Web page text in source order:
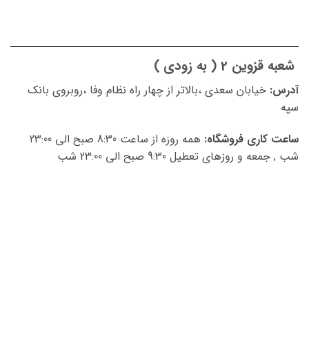
شعبه قزوین 2 ( به زودی )
آدرس: خیابان سعدي ،بالاتر از چهار راه نظام وفا ،روبروي بانك
سپه
ساعت کاری فروشگاه:
همه روزه از ساعت 8:30 صبح الی 23:00
شب , جمعه و روزهای تعطیل 9:30 صبح الی 23:00 شب